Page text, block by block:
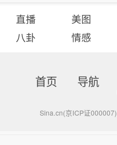
直播 美图
八卦 情感
首页 导航
Sina.cn(京ICP证000007)